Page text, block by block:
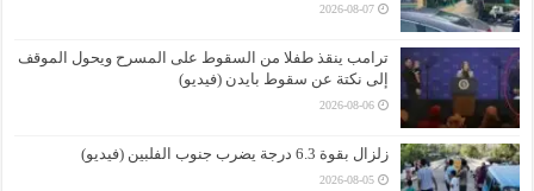
2026-08-07
ترامب ينقذ طفلا من السقوط على المسرح ويحول الموقف
إلى نكتة عن سقوط بايدن (فيديو)
2026-08-06
زلزال بقوة 6.3 درجة يضرب جنوب الفلبين (فيديو)
2026-08-05